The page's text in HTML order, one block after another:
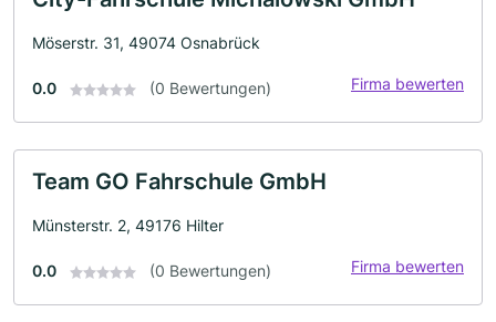
Möserstr. 31, 49074 Osnabrück
0.0 (0 Bewertungen) Firma bewerten
Team GO Fahrschule GmbH
Münsterstr. 2, 49176 Hilter
0.0 (0 Bewertungen) Firma bewerten